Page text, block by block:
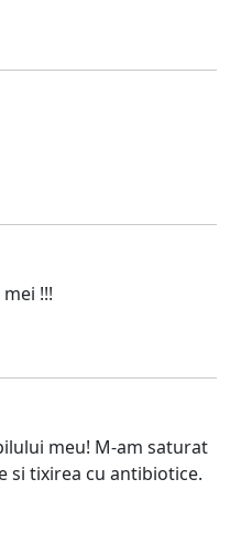
!!!
meu! M-am saturat
si tixirea cu antibiotice.